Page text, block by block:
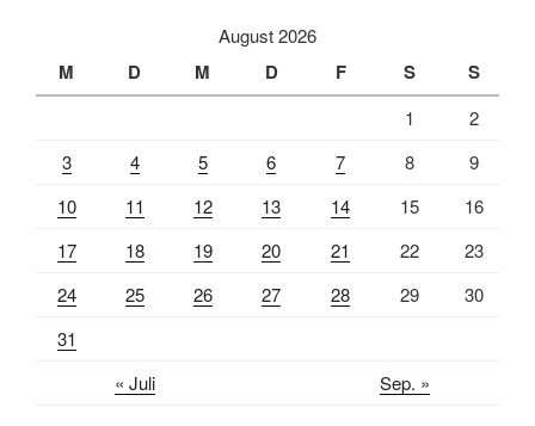
August 2026
M D M D F S S
1
2
3
4 5 6 7 8
9
10
11 12 13 14 15
16
17
18 19 20 21 22
23
24
25 26 27 28 29
30
31
« Juli
Sep. »